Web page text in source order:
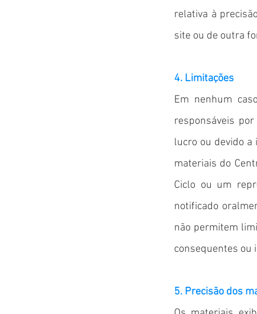
relativa à
site ou de outra
4. Limitações
Em nenhum
responsáveis
lucro ou devido a
materiais do
Ciclo ou um
notificado
não permitem
consequentes ou
5. Precisão dos